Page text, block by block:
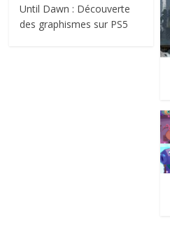
Until Dawn : Découverte
des graphismes sur PS5